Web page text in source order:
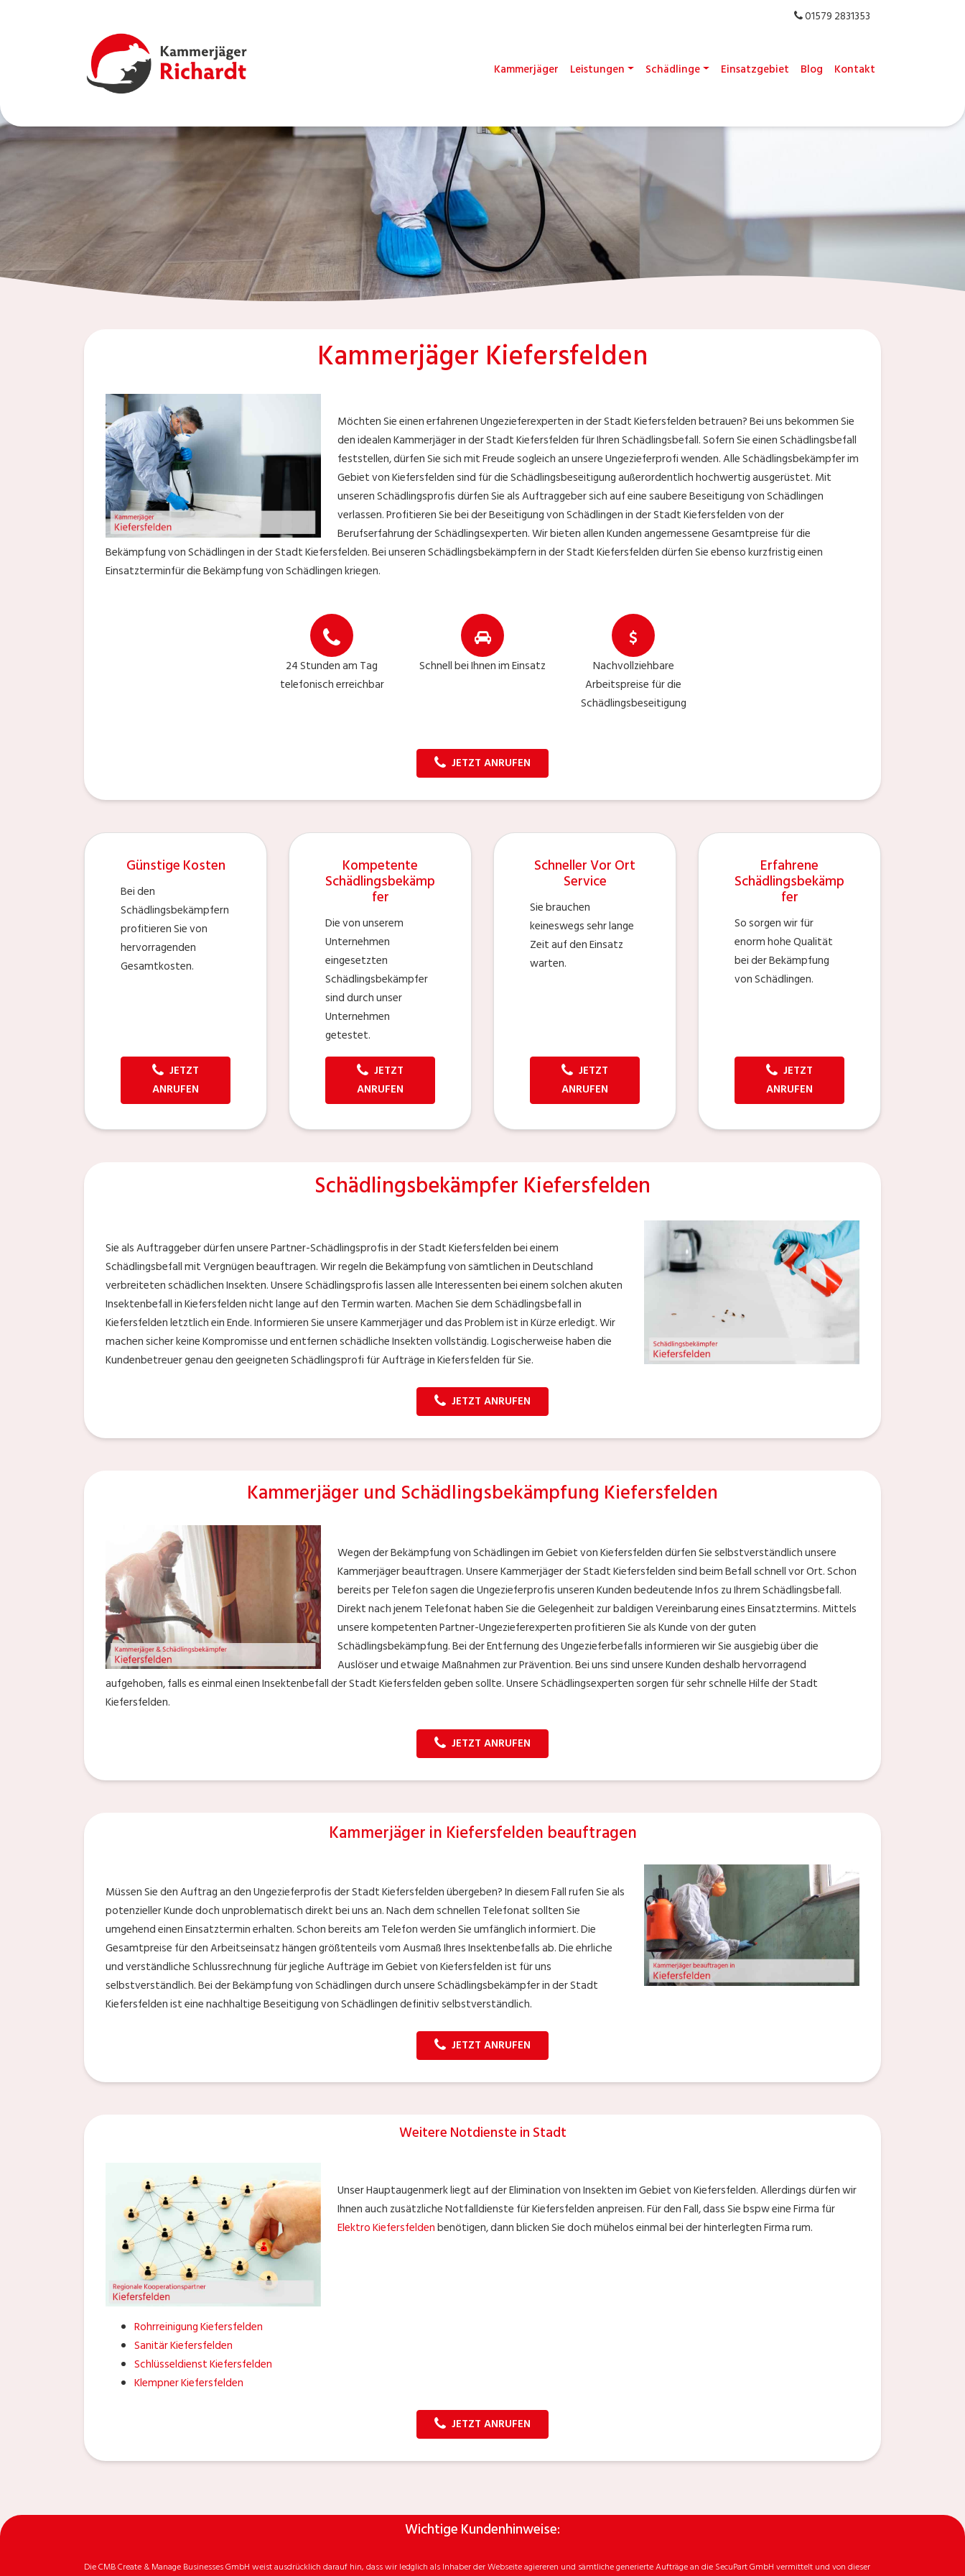
01579 2831353
Kammerjäger Leistungen Schädlinge Einsatzgebiet Blog Kontakt
Kammerjäger Kiefersfelden
Möchten Sie einen erfahrenen Ungezieferexperten in der Stadt Kiefersfelden betrauen? Bei uns bekommen Sie
den idealen Kammerjäger in der Stadt Kiefersfelden für Ihren Schädlingsbefall. Sofern Sie einen Schädlingsbefall
feststellen, dürfen Sie sich mit Freude sogleich an unsere Ungezieferprofi wenden. Alle Schädlingsbekämpfer im
Gebiet von Kiefersfelden sind für die Schädlingsbeseitigung außerordentlich hochwertig ausgerüstet. Mit
unseren Schädlingsprofis dürfen Sie als Auftraggeber sich auf eine saubere Beseitigung von Schädlingen
verlassen. Profitieren Sie bei der Beseitigung von Schädlingen in der Stadt Kiefersfelden von der
Berufserfahrung der Schädlingsexperten. Wir bieten allen Kunden angemessene Gesamtpreise für die
Bekämpfung von Schädlingen in der Stadt Kiefersfelden. Bei unseren Schädlingsbekämpfern in der Stadt Kiefersfelden dürfen Sie ebenso kurzfristig einen
Einsatzterminfür die Bekämpfung von Schädlingen kriegen.
24 Stunden am Tag
telefonisch erreichbar
Schnell bei Ihnen im Einsatz
Nachvollziehbare
Arbeitspreise für die
Schädlingsbeseitigung
JETZT ANRUFEN
Günstige Kosten
Bei den
Schädlingsbekämpfern
profitieren Sie von
hervorragenden
Gesamtkosten.
JETZT
ANRUFEN
Kompetente
Schädlingsbekämp
fer
Die von unserem
Unternehmen
eingesetzten
Schädlingsbekämpfer
sind durch unser
Unternehmen
getestet.
JETZT
ANRUFEN
Schneller Vor Ort
Service
Sie brauchen
keineswegs sehr lange
Zeit auf den Einsatz
warten.
JETZT
ANRUFEN
Erfahrene
Schädlingsbekämp
fer
So sorgen wir für
enorm hohe Qualität
bei der Bekämpfung
von Schädlingen.
JETZT
ANRUFEN
Schädlingsbekämpfer Kiefersfelden
Sie als Auftraggeber dürfen unsere Partner-Schädlingsprofis in der Stadt Kiefersfelden bei einem
Schädlingsbefall mit Vergnügen beauftragen. Wir regeln die Bekämpfung von sämtlichen in Deutschland
verbreiteten schädlichen Insekten. Unsere Schädlingsprofis lassen alle Interessenten bei einem solchen akuten
Insektenbefall in Kiefersfelden nicht lange auf den Termin warten. Machen Sie dem Schädlingsbefall in
Kiefersfelden letztlich ein Ende. Informieren Sie unsere Kammerjäger und das Problem ist in Kürze erledigt. Wir
machen sicher keine Kompromisse und entfernen schädliche Insekten vollständig. Logischerweise haben die
Kundenbetreuer genau den geeigneten Schädlingsprofi für Aufträge in Kiefersfelden für Sie.
JETZT ANRUFEN
Kammerjäger und Schädlingsbekämpfung Kiefersfelden
Wegen der Bekämpfung von Schädlingen im Gebiet von Kiefersfelden dürfen Sie selbstverständlich unsere
Kammerjäger beauftragen. Unsere Kammerjäger der Stadt Kiefersfelden sind beim Befall schnell vor Ort. Schon
bereits per Telefon sagen die Ungezieferprofis unseren Kunden bedeutende Infos zu Ihrem Schädlingsbefall.
Direkt nach jenem Telefonat haben Sie die Gelegenheit zur baldigen Vereinbarung eines Einsatztermins. Mittels
unsere kompetenten Partner-Ungezieferexperten profitieren Sie als Kunde von der guten
Schädlingsbekämpfung. Bei der Entfernung des Ungezieferbefalls informieren wir Sie ausgiebig über die
Auslöser und etwaige Maßnahmen zur Prävention. Bei uns sind unsere Kunden deshalb hervorragend
aufgehoben, falls es einmal einen Insektenbefall der Stadt Kiefersfelden geben sollte. Unsere Schädlingsexperten sorgen für sehr schnelle Hilfe der Stadt
Kiefersfelden.
JETZT ANRUFEN
Kammerjäger in Kiefersfelden beauftragen
Müssen Sie den Auftrag an den Ungezieferprofis der Stadt Kiefersfelden übergeben? In diesem Fall rufen Sie als
potenzieller Kunde doch unproblematisch direkt bei uns an. Nach dem schnellen Telefonat sollten Sie
umgehend einen Einsatztermin erhalten. Schon bereits am Telefon werden Sie umfänglich informiert. Die
Gesamtpreise für den Arbeitseinsatz hängen größtenteils vom Ausmaß Ihres Insektenbefalls ab. Die ehrliche
und verständliche Schlussrechnung für jegliche Aufträge im Gebiet von Kiefersfelden ist für uns
selbstverständlich. Bei der Bekämpfung von Schädlingen durch unsere Schädlingsbekämpfer in der Stadt
Kiefersfelden ist eine nachhaltige Beseitigung von Schädlingen definitiv selbstverständlich.
JETZT ANRUFEN
Weitere Notdienste in Stadt
Unser Hauptaugenmerk liegt auf der Elimination von Insekten im Gebiet von Kiefersfelden. Allerdings dürfen wir
Ihnen auch zusätzliche Notfalldienste für Kiefersfelden anpreisen. Für den Fall, dass Sie bspw eine Firma für
Elektro Kiefersfeldenbenötigen, dann blicken Sie doch mühelos einmal bei der hinterlegten Firma rum.
Rohrreinigung Kiefersfelden
Sanitär Kiefersfelden
Schlüsseldienst Kiefersfelden
Klempner Kiefersfelden
JETZT ANRUFEN
Wichtige Kundenhinweise:
Die CMB Create & Manage Businesses GmbH weist ausdrücklich darauf hin, dass wir ledglich als Inhaber der Webseite agiereren und sämtliche generierte Aufträge an die SecuPart GmbH vermittelt und von dieser